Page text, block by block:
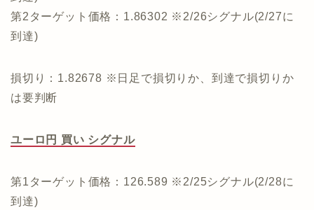
第2ターゲット価格：1.86302 ※2/26シグナル(2/27に
到達)
損切り：1.82678 ※日足で損切りか、到達で損切りか
は要判断
ユーロ円 買い シグナル
第1ターゲット価格：126.589 ※2/25シグナル(2/28に
到達)